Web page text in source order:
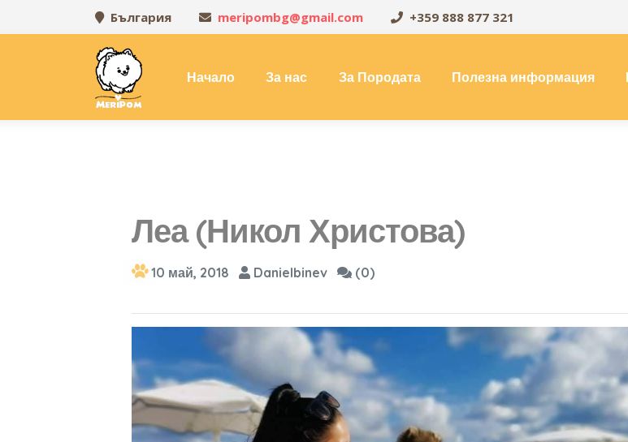
България meripombg@gmail.com +359 888 877 321
Начало За нас За Породата Полезна информация
Леа (Никол Христова)
10 май, 2018 Danielbinev (0)